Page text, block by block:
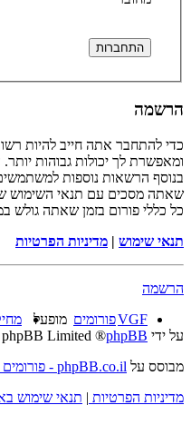
הרשמה
כדי להתחבר אתה חייב להיות
ומאפשרת לך יכולות גבוהות
בנוסף הרשאות נוספות
שאתה מסכים עם תנאי השימוש
כל כללי פורום בזמן שאתה גולש
תנאי שימוש | מדיניות הפרטיות
הרשמה
VGFפורומים מופעל
על ידי phpBB
® Forum Software © phpBB Limited
מבוסס על phpBB.co.il - פורומים בעברית
מדיניות הפרטיות | תנאי שימוש